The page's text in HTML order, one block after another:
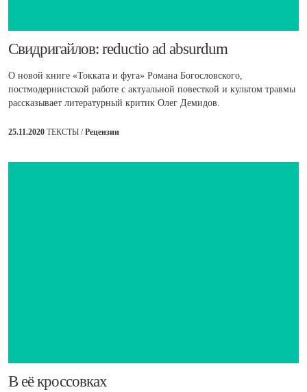
​Свидригайлов: reductio ad absurdum
О новой книге «Токката и фуга» Романа Богословского,
постмодернистской работе с актуальной повесткой и культом травмы
рассказывает литературный критик Олег Демидов.
25.11.2020 ТЕКСТЫ /Рецензии
В её кроссовках